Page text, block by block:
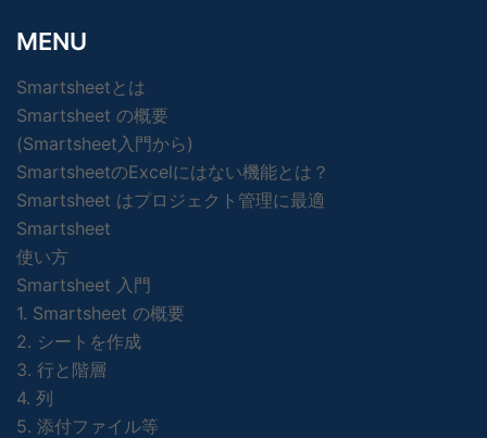
MENU
Smartsheetとは
Smartsheet の概要
(Smartsheet入門から)
SmartsheetのExcelにはない機能とは？
Smartsheet はプロジェクト管理に最適
Smartsheet
使い方
Smartsheet 入門
1. Smartsheet の概要
2. シートを作成
3. 行と階層
4. 列
5. 添付ファイル等